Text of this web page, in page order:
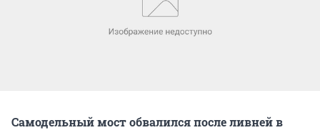
Самодельный мост обвалился после ливней в